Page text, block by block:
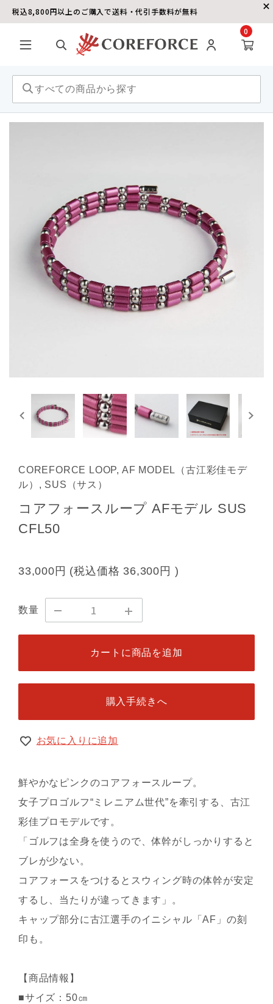
税込8,800円以上のご購入で送料・代引手数料が無料
0
COREFORCE LOOP, AF MODEL（古江彩佳モデ
ル）, SUS（サス）
コアフォースループ AFモデル SUS
CFL50
33,000円 (税込価格 36,300円 )
数量
カートに商品を追加
購入手続きへ
お気に入りに追加
鮮やかなピンクのコアフォースループ。
女子プロゴルフ“ミレニアム世代”を牽引する、古江
彩佳プロモデルです。
「ゴルフは全身を使うので、体幹がしっかりすると
ブレが少ない。
コアフォースをつけるとスウィング時の体幹が安定
するし、当たりが違ってきます」。
キャップ部分に古江選手のイニシャル「AF」の刻
印も。
【商品情報】
■サイズ：50㎝